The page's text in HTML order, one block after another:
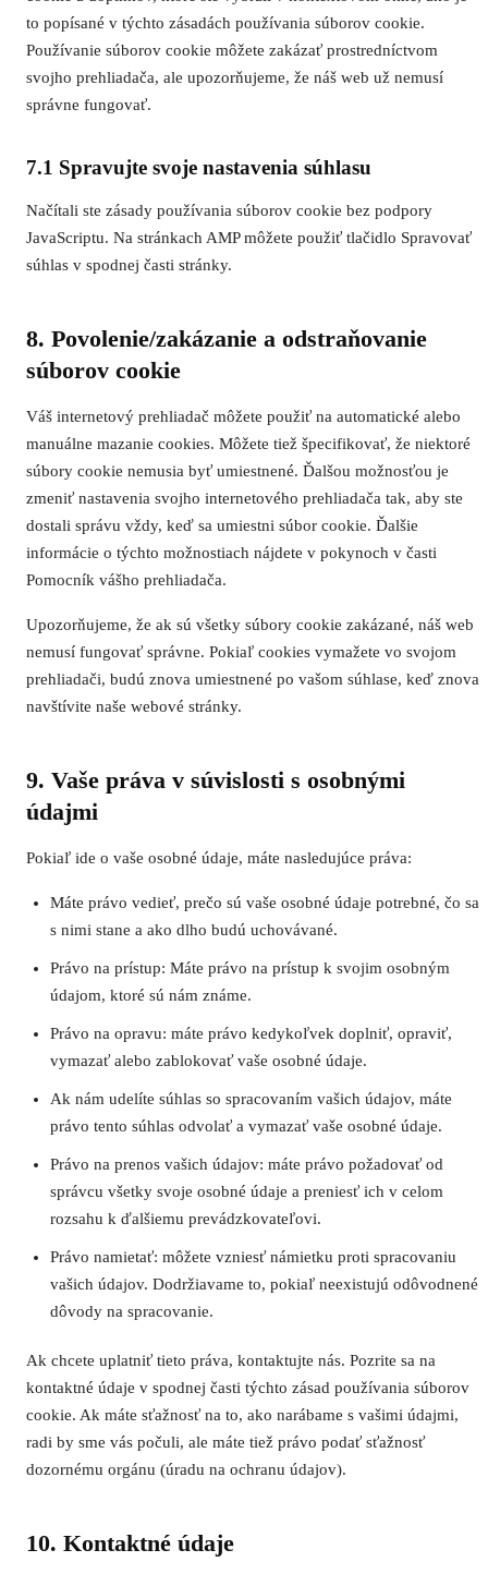
to popísané v týchto zásadách používania súborov cookie.
Používanie súborov cookie môžete zakázať prostredníctvom
svojho prehliadača, ale upozorňujeme, že náš web už nemusí
správne fungovať.
7.1 Spravujte svoje nastavenia súhlasu
Načítali ste zásady používania súborov cookie bez podpory
JavaScriptu. Na stránkach AMP môžete použiť tlačidlo Spravovať
súhlas v spodnej časti stránky.
8. Povolenie/zakázanie a odstraňovanie
súborov cookie
Váš internetový prehliadač môžete použiť na automatické alebo
manuálne mazanie cookies. Môžete tiež špecifikovať, že niektoré
súbory cookie nemusia byť umiestnené. Ďalšou možnosťou je
zmeniť nastavenia svojho internetového prehliadača tak, aby ste
dostali správu vždy, keď sa umiestni súbor cookie. Ďalšie
informácie o týchto možnostiach nájdete v pokynoch v časti
Pomocník vášho prehliadača.
Upozorňujeme, že ak sú všetky súbory cookie zakázané, náš web
nemusí fungovať správne. Pokiaľ cookies vymažete vo svojom
prehliadači, budú znova umiestnené po vašom súhlase, keď znova
navštívite naše webové stránky.
9. Vaše práva v súvislosti s osobnými
údajmi
Pokiaľ ide o vaše osobné údaje, máte nasledujúce práva:
Máte právo vedieť, prečo sú vaše osobné údaje potrebné, čo sa
s nimi stane a ako dlho budú uchovávané.
Právo na prístup: Máte právo na prístup k svojim osobným
údajom, ktoré sú nám známe.
Právo na opravu: máte právo kedykoľvek doplniť, opraviť,
vymazať alebo zablokovať vaše osobné údaje.
Ak nám udelíte súhlas so spracovaním vašich údajov, máte
právo tento súhlas odvolať a vymazať vaše osobné údaje.
Právo na prenos vašich údajov: máte právo požadovať od
správcu všetky svoje osobné údaje a preniesť ich v celom
rozsahu k ďalšiemu prevádzkovateľovi.
Právo namietať: môžete vzniesť námietku proti spracovaniu
vašich údajov. Dodržiavame to, pokiaľ neexistujú odôvodnené
dôvody na spracovanie.
Ak chcete uplatniť tieto práva, kontaktujte nás. Pozrite sa na
kontaktné údaje v spodnej časti týchto zásad používania súborov
cookie. Ak máte sťažnosť na to, ako narábame s vašimi údajmi,
radi by sme vás počuli, ale máte tiež právo podať sťažnosť
dozornému orgánu (úradu na ochranu údajov).
10. Kontaktné údaje